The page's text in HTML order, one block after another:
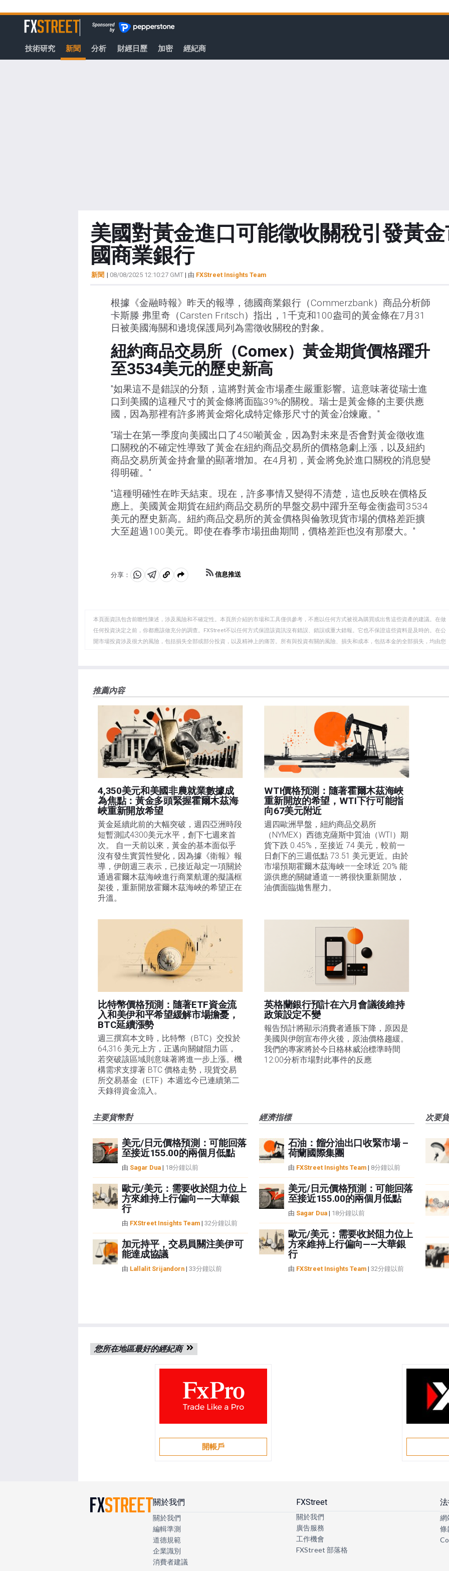
至
容
FXStreet
技術研究 新聞 分析 財經日歷 加密 經紀商
美國對黃金進口可能徵收關稅引發黃
國商業銀行
新聞 | 08/08/2025 12:10:27 GMT| 由 FXStreet Insights Team
根據《金融時報》昨天的報導，德國商業銀行（Commerzbank）商品分析師
卡斯滕·弗里奇（Carsten Fritsch）指出，1千克和100盎司的黃金條在7月31
日被美國海關和邊境保護局列為需徵收關稅的對象。
紐約商品交易所（Comex）黃金期貨價格躍升
至3534美元的歷史新高
"如果這不是錯誤的分類，這將對黃金市場產生嚴重影響。這意味著從瑞士進
口到美國的這種尺寸的黃金條將面臨39%的關稅。瑞士是黃金條的主要供應
國，因為那裡有許多將黃金熔化成特定條形尺寸的黃金冶煉廠。"
"瑞士在第一季度向美國出口了450噸黃金，因為對未來是否會對黃金徵收進
口關稅的不確定性導致了黃金在紐約商品交易所的價格急劇上漲，以及紐約
商品交易所黃金持倉量的顯著增加。在4月初，黃金將免於進口關稅的消息變
得明確。"
"這種明確性在昨天結束。現在，許多事情又變得不清楚，這也反映在價格反
應上。美國黃金期貨在紐約商品交易所的早盤交易中躍升至每金衡盎司3534
美元的歷史新高。紐約商品交易所的黃金價格與倫敦現貨市場的價格差距擴
大至超過100美元。即使在春季市場扭曲期間，價格差距也沒有那麼大。"
分享：
分
WhatsApp
分
Telegram
複
剪
貼
板
信息推送
本頁面資訊包含前瞻性陳述，涉及風險和不確定性。本頁所介紹的市場和工具僅供參考，不應以任何方式被視為購買或出售這些資產的建議。在做
任何投資決定之前，你都應該做充分的調查。FXStreet不以任何方式保證該資訊沒有錯誤、錯誤或重大錯報。它也不保證這些資料是及時的。在公
開市場投資涉及很大的風險，包括損失全部或部分投資，以及精神上的痛苦。所有與投資有關的風險、損失和成本，包括本金的全部損失，均由您
FXStreet和作者不提供個性化的建議。作者對該資訊的準確性、完整性或適用性不作任何陳述。FXStreet和作者將不承擔任何錯誤，遺漏或任何損
失，傷害或損害由此資訊及其顯示或使用引起的。錯誤和遺漏除外。本文作者和FXStreet並非註冊投資顧問，本文內容無意提供任何投資建議。
推薦內容
4,350美元和美國非農就業數據成
為焦點：黃金多頭緊握霍爾木茲海
峽重新開放希望
黃金延續此前的大幅突破，週四亞洲時段
短暫測試4300美元水平，創下七週來首
次。 自一天前以來，黃金的基本面似乎
沒有發生實質性變化，因為據《衛報》報
導，伊朗週三表示，已接近敲定一項關於
通過霍爾木茲海峽進行商業航運的擬議框
架後，重新開放霍爾木茲海峽的希望正在
升溫。
WTI價格預測：隨著霍爾木茲海峽
重新開放的希望，WTI下行可能指
向67美元附近
週四歐洲早盤，紐約商品交易所
（NYMEX）西德克薩斯中質油（WTI）期
貨下跌 0.45%，至接近 74 美元，較前一
日創下的三週低點 73.51 美元更近。由於
市場預期霍爾木茲海峽——全球近 20% 能
源供應的關鍵通道——將很快重新開放，
油價面臨拋售壓力。
比特幣價格預測：隨著ETF資金流
入和美伊和平希望緩解市場擔憂，
BTC延續漲勢
週三撰寫本文時，比特幣（BTC）交投於
64,316 美元上方，正邁向關鍵阻力區，
若突破該區域則意味著將進一步上漲。機
構需求支撐著 BTC 價格走勢，現貨交易
所交易基金（ETF）本週迄今已連續第二
天錄得資金流入。
英格蘭銀行預計在六月會議後維持
政策設定不變
報告預計將顯示消費者通脹下降，原因是
美國與伊朗宣布停火後，原油價格趨緩。
我們的專家將於今日格林威治標準時間
12:00分析市場對此事件的反應
主要貨幣對
美元/日元價格預測：可能回落
至接近155.00的兩個月低點
由 Sagar Dua| 18分鐘以前
歐元/美元：需要收於阻力位上
方來維持上行偏向——大華銀
行
由 FXStreet Insights Team| 32分鐘以前
加元持平，交易員關注美伊可
能達成協議
由 Lallalit Srijandorn| 33分鐘以前
經濟指標
石油：餾分油出口收緊市場 –
荷蘭國際集團
由 FXStreet Insights Team| 8分鐘以前
美元/日元價格預測：可能回落
至接近155.00的兩個月低點
由 Sagar Dua| 18分鐘以前
歐元/美元：需要收於阻力位上
方來維持上行偏向——大華銀
行
由 FXStreet Insights Team| 32分鐘以前
次要
您所在地區最好的經紀商
開帳戶
關於我們
關於我們
編輯準測
道德規範
企業識別
消費者建議
FXStreet
關於我們
廣告服務
工作機會
FXStreet 部落格
網
條